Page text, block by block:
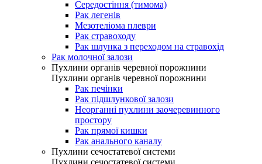
Середостіння (тимома)
Рак легенів
Мезотеліома плеври
Рак стравоходу
Рак шлунка з переходом на стравохід
Рак молочної залози
Пухлини органів черевної порожнини
Пухлини органів черевної порожнини
Рак печінки
Рак підшлункової залози
Неорганні пухлини заочеревинного
простору
Рак прямої кишки
Рак анального каналу
Пухлини сечостатевої системи
Пухлини сечостатевої системи